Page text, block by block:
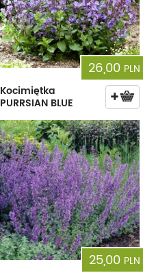
26,00 PLN
Kocimiętka
PURRSIAN BLUE
25,00 PLN